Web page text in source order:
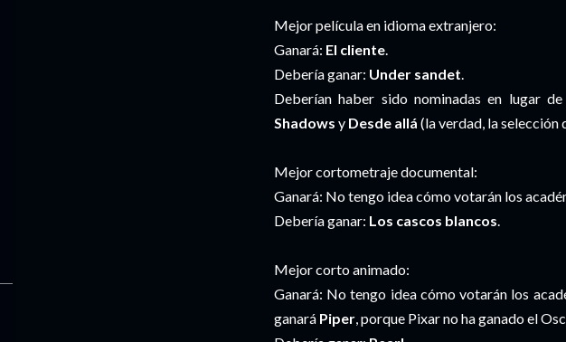
Mejor película en idioma extranjero:
Ganará: El cliente.
Debería ganar: Under sandet.
Deberían haber sido nominadas en lugar
Shadows y Desde allá (la verdad, la selección
Mejor cortometraje documental:
Ganará: No tengo idea cómo votarán los
Debería ganar: Los cascos blancos.
Mejor corto animado:
Ganará: No tengo idea cómo votarán los
ganará Piper, porque Pixar no ha ganado el